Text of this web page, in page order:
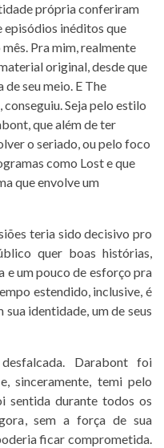
própria conferiram
episódios inéditos que
Pra mim, realmente
original, desde que
seu meio. E The
Seja pelo estilo
que além de ter
o seriado, ou pelo foco
como Lost e que
que envolve um
teria sido decisivo pro
quer boas histórias,
e um pouco de esforço pra
estendido, inclusive, é
identidade, um de seus
Darabont foi
sinceramente, temi pelo
sentida durante todos os
sem a força de sua
ficar comprometida.